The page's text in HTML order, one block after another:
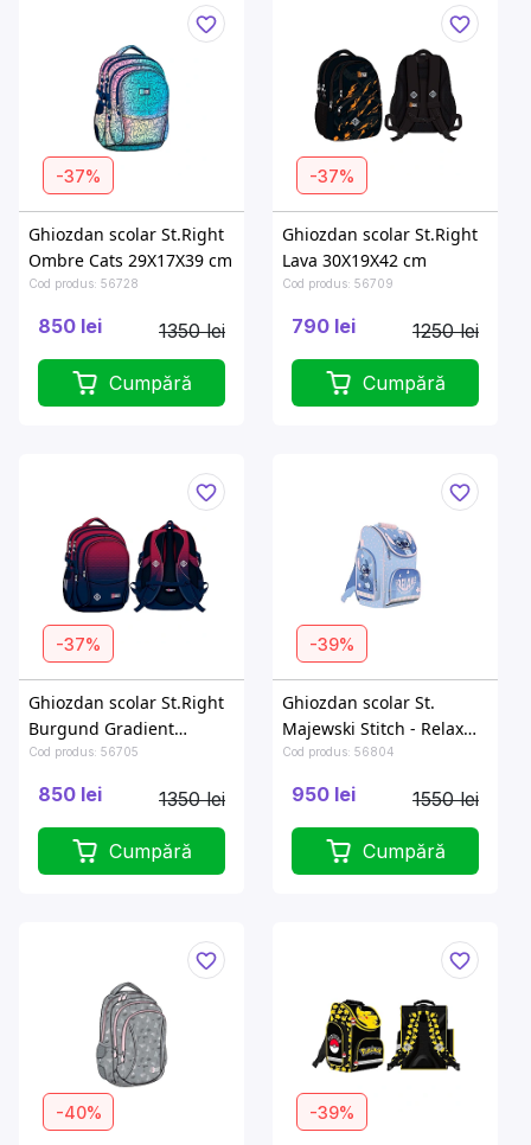
-37%
Ghiozdan scolar St.Right
Ombre Cats 29X17X39 cm
Cod produs: 56728
850 lei 1350 lei
Cumpără
-37%
Ghiozdan scolar St.Right
Lava 30X19X42 cm
Cod produs: 56709
790 lei 1250 lei
Cumpără
-37%
Ghiozdan scolar St.Right
Burgund Gradient
32X21X43 cm
Cod produs: 56705
850 lei 1350 lei
Cumpără
-39%
Ghiozdan scolar St.
Majewski Stitch - Relax
27.5X16X35.5cm
Cod produs: 56804
950 lei 1550 lei
Cumpără
-40% -39%